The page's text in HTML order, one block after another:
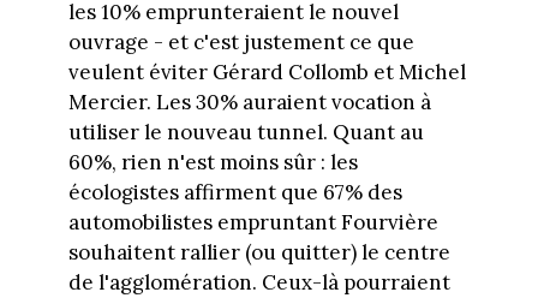
les 10% emprunteraient le nouvel
ouvrage - et c'est justement ce que
veulent éviter Gérard Collomb et Michel
Mercier. Les 30% auraient vocation à
utiliser le nouveau tunnel. Quant au
60%, rien n'est moins sûr : les
écologistes affirment que 67% des
automobilistes empruntant Fourvière
souhaitent rallier (ou quitter) le centre
de l'agglomération. Ceux-là pourraient